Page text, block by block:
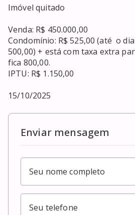
Imóvel quitado
Venda: R$ 450.000,00
Condomínio: R$ 525,00 (até  o
500,00) + está com taxa extra
fica 800,00.
IPTU: R$ 1.150,00
15/10/2025
Enviar mensagem